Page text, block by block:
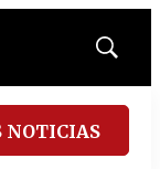
Mostrar